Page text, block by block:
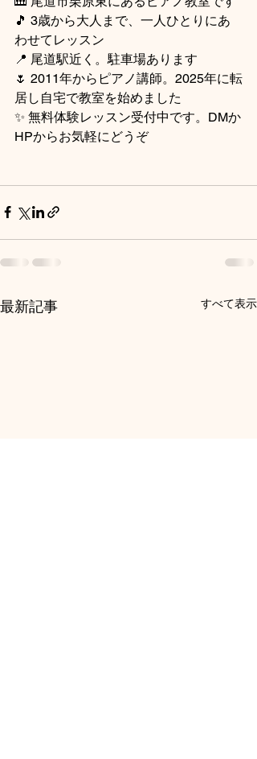
🎵 3歳から大人まで、一人ひとりにあ
わせてレッスン
📍 尾道駅近く。駐車場あります
🌷 2011年からピアノ講師。2025年に転
居し自宅で教室を始めました
✨ 無料体験レッスン受付中です。DMか
HPからお気軽にどうぞ
最新記事 すべて表示